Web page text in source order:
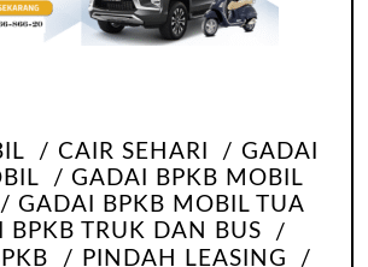
CAIR SEHARI
GADAI
GADAI BPKB MOBIL
GADAI BPKB MOBIL TUA
BPKB TRUK DAN BUS
PINDAH LEASING